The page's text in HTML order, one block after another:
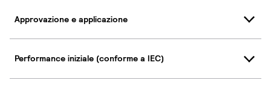
Approvazione e applicazione
Performance iniziale (conforme a IEC)